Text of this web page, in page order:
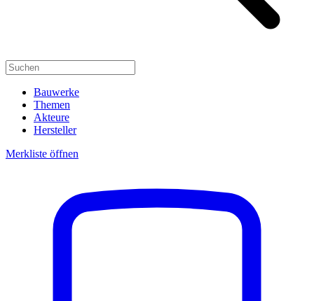
Bauwerke
Themen
Akteure
Hersteller
Merkliste öffnen